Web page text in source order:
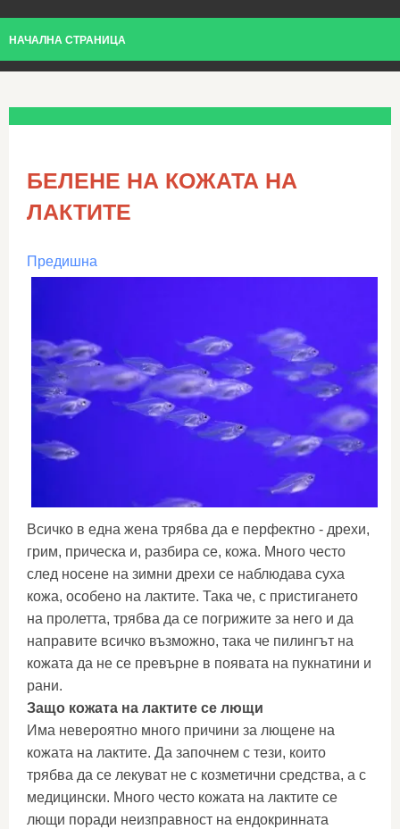
НАЧАЛНА СТРАНИЦА
БЕЛЕНЕ НА КОЖАТА НА
ЛАКТИТЕ
Предишна
Всичко в една жена трябва да е перфектно - дрехи,
грим, прическа и, разбира се, кожа. Много често
след носене на зимни дрехи се наблюдава суха
кожа, особено на лактите. Така че, с пристигането
на пролетта, трябва да се погрижите за него и да
направите всичко възможно, така че пилингът на
кожата да не се превърне в появата на пукнатини и
рани.
Защо кожата на лактите се лющи
Има невероятно много причини за лющене на
кожата на лактите. Да започнем с тези, които
трябва да се лекуват не с козметични средства, а с
медицински. Много често кожата на лактите се
лющи поради неизправност на ендокринната